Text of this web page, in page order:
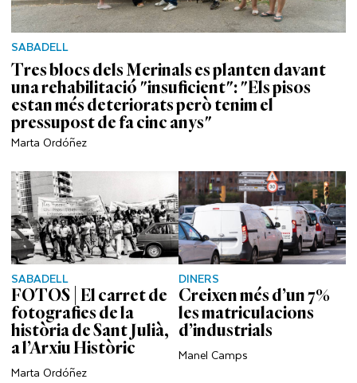
SABADELL
Tres blocs dels Merinals es planten davant
una rehabilitació "insuficient": "Els pisos
estan més deteriorats però tenim el
pressupost de fa cinc anys"
Marta Ordóñez
SABADELL
FOTOS | El carret de
fotografies de la
història de Sant Julià,
a l’Arxiu Històric
Marta Ordóñez
DINERS
Creixen més d’un 7%
les matriculacions
d’industrials
Manel Camps